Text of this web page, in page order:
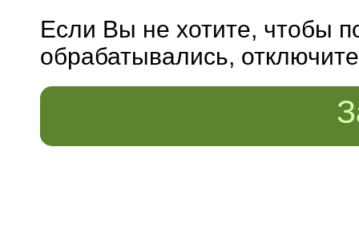
Если Вы не хотите, чтобы
обрабатывались,